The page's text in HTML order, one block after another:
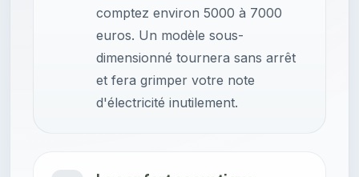
comptez environ 5000 à 7000
euros. Un modèle sous-
dimensionné tournera sans arrêt
et fera grimper votre note
d'électricité inutilement.